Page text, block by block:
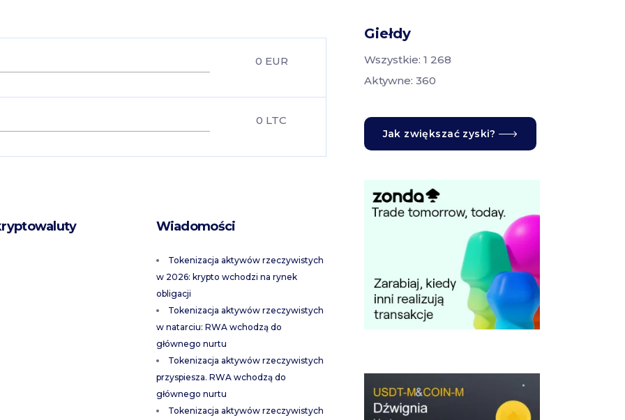
0 EUR
0 LTC
Wiadomości
Tokenizacja aktywów rzeczywistych
w 2026: krypto wchodzi na rynek
obligacji
Tokenizacja aktywów rzeczywistych
w natarciu: RWA wchodzą do
głównego nurtu
Tokenizacja aktywów rzeczywistych
przyspiesza. RWA wchodzą do
głównego nurtu
Tokenizacja aktywów rzeczywistych
Giełdy
Wszystkie: 1 268
Aktywne: 360
Jak zwiększać zyski?